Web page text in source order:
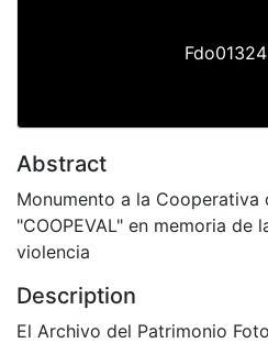
Abstract
Monumento a la Cooperativa
"COOPEVAL" en memoria de
violencia
Description
El Archivo del Patrimonio